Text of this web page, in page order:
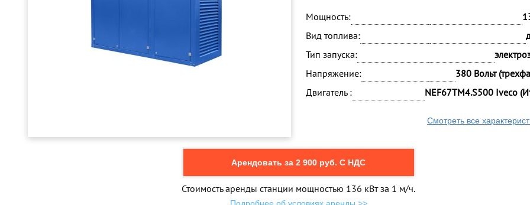
Мощность:
Вид топлива:
Тип запуска:
Напряжение:
380 Вольт
Двигатель :
NEF67TM4.S500 Iveco
Смотреть все
Арендовать за 2 900 руб. С НДС
Стоимость аренды станции мощностью 136 кВт за 1 м/ч.